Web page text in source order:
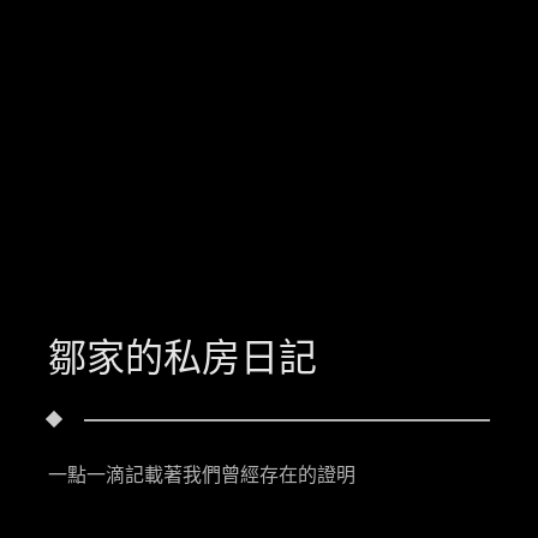
鄒家的私房日記
一點一滴記載著我們曾經存在的證明